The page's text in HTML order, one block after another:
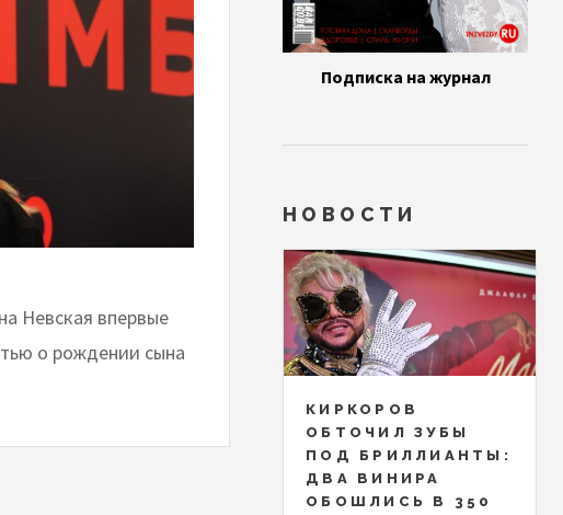
Невская впервые
о рождении сына
Подписка на журнал
НОВОСТИ
КИРКОРОВ
ОБТОЧИЛ ЗУБЫ
ПОД БРИЛЛИАНТЫ:
ДВА ВИНИРА
ОБОШЛИСЬ В 350